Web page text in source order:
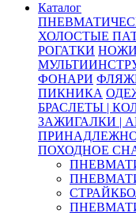
Каталог
ХОЛОСТЫЕ
РОГАТКИ НОЖИ
ФОНАРИ
ПИКНИКА
БРАСЛЕТЫ |
ЗАЖИГАЛКИ |
ПОХОДНОЕ